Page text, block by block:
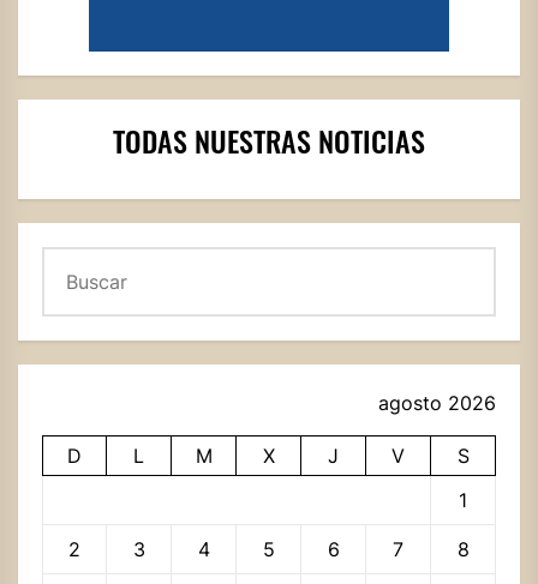
TODAS NUESTRAS NOTICIAS
agosto 2026
D L M X J V
S
1
2 3 4 5 6 7 8